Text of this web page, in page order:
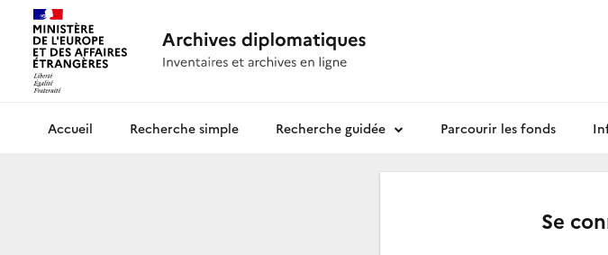
Archives diplomatiquesRecherche simple Recherche guidée Parcourir les fonds
Se